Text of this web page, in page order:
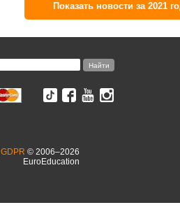
Показать новости за 2021
GDPR © 2006–2026
EuroEducation